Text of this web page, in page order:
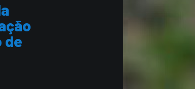
de